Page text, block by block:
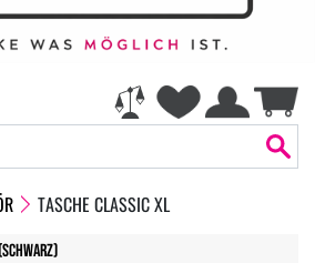
TASCHE CLASSIC XL